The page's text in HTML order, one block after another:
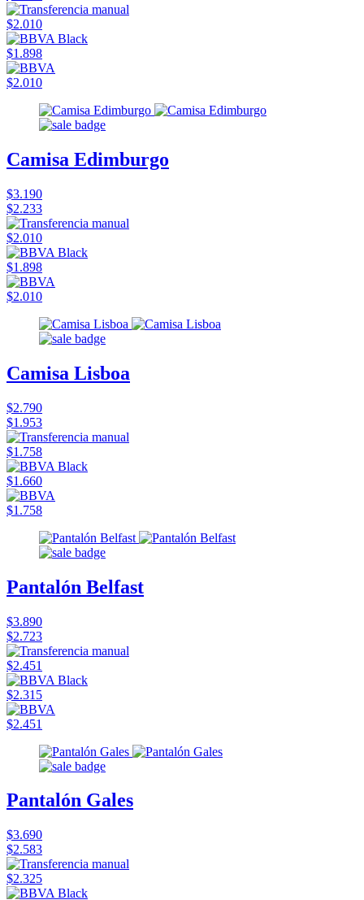
$2.010
$1.898
$2.010
Camisa Edimburgo
$3.190
$2.233
$2.010
$1.898
$2.010
Camisa Lisboa
$2.790
$1.953
$1.758
$1.660
$1.758
Pantalón Belfast
$3.890
$2.723
$2.451
$2.315
$2.451
Pantalón Gales
$3.690
$2.583
$2.325